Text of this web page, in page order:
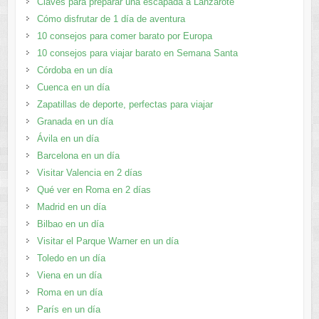
Cómo disfrutar de 1 día de aventura
10 consejos para comer barato por Europa
10 consejos para viajar barato en Semana Santa
Córdoba en un día
Cuenca en un día
Zapatillas de deporte, perfectas para viajar
Granada en un día
Ávila en un día
Barcelona en un día
Visitar Valencia en 2 días
Qué ver en Roma en 2 días
Madrid en un día
Bilbao en un día
Visitar el Parque Warner en un día
Toledo en un día
Viena en un día
Roma en un día
París en un día